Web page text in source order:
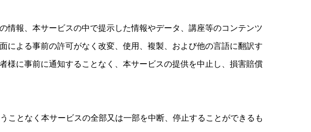
報、本サービスの中で提示した情報やデータ、講座等のコンテンツ
よる事前の許可がなく改変、使用、複製、および他の言語に翻訳す
様に事前に通知することなく、本サービスの提供を中止し、損害賠償
となく本サービスの全部又は一部を中断、停止することができるも